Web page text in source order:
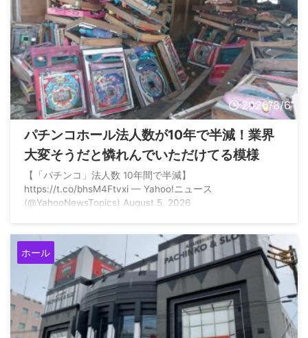
2026/8/6
パチンコホール法人数が10年で半減！業界
大変そうだと憐れんでいただけてる模様
【「パチンコ」法人数 10年間で半減】
https://t.co/bhsM4Ftvxi — Yahoo!ニュース
(@YahooNewsTopics) August 5, 2026
ホール